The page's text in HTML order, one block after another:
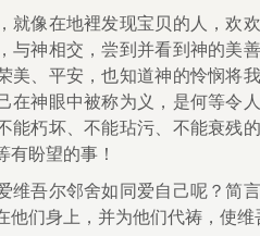
就像在地裡发现宝贝的人，欢
与神相交，尝到并看到神的美
美、平安，也知道神的怜悯将
在神眼中被称为义，是何等令
能朽坏、不能玷污、不能衰残
盼望的事！
维吾尔邻舍如同爱自己呢？简
他们身上，并为他们代祷，使